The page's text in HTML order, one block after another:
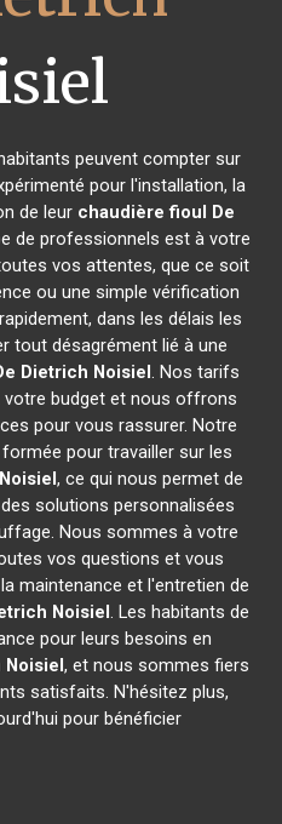
peuvent compter sur
pour l'installation, la
de leur chaudière fioul De
de professionnels est à votre
vos attentes, que ce soit
ou une simple vérification
dans les délais les
tout désagrément lié à une
Dietrich Noisiel. Nos tarifs
budget et nous offrons
pour vous rassurer. Notre
pour travailler sur les
Noisiel, ce qui nous permet de
solutions personnalisées
Nous sommes à votre
vos questions et vous
maintenance et l'entretien de
Noisiel. Les habitants de
pour leurs besoins en
Noisiel, et nous sommes fiers
satisfaits. N'hésitez plus,
pour bénéficier